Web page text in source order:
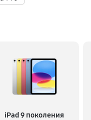
iPad 9 поколения